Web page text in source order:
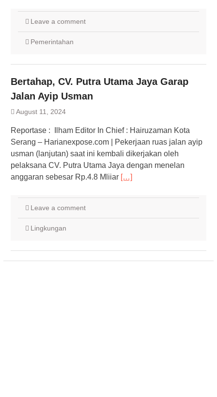
Leave a comment
Pemerintahan
Bertahap, CV. Putra Utama Jaya Garap
Jalan Ayip Usman
August 11, 2024
Reportase : Ilham Editor In Chief : Hairuzaman Kota
Serang – Harianexpose.com | Pekerjaan ruas jalan ayip
usman (lanjutan) saat ini kembali dikerjakan oleh
pelaksana CV. Putra Utama Jaya dengan menelan
anggaran sebesar Rp.4.8 Mliiar […]
Leave a comment
Lingkungan